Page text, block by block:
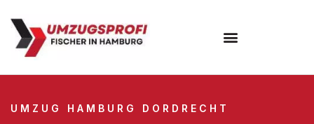
UMZUG HAMBURG DORDRECHT